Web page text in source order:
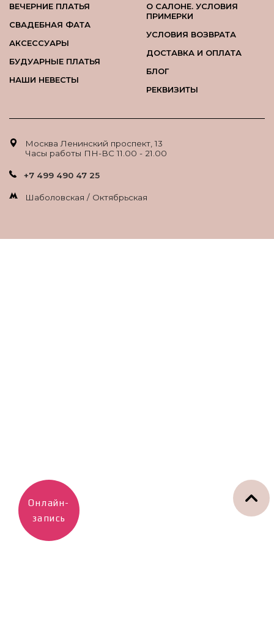
ВЕЧЕРНИЕ ПЛАТЬЯ
СВАДЕБНАЯ ФАТА
АКСЕССУАРЫ
БУДУАРНЫЕ ПЛАТЬЯ
НАШИ НЕВЕСТЫ
О САЛОНЕ. УСЛОВИЯ
ПРИМЕРКИ
УСЛОВИЯ ВОЗВРАТА
ДОСТАВКА И ОПЛАТА
БЛОГ
РЕКВИЗИТЫ
Москва Ленинский проспект, 13
Часы работы ПН-ВС 11.00 - 21.00
+7 499 490 47 25
Шаболовская / Октябрьская
Онлайн-
запись